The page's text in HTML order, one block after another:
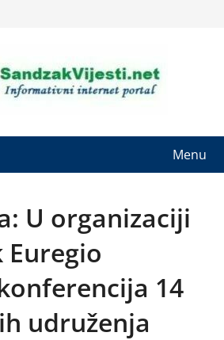
Menu
U organizaciji
Euregio
14
udruženja